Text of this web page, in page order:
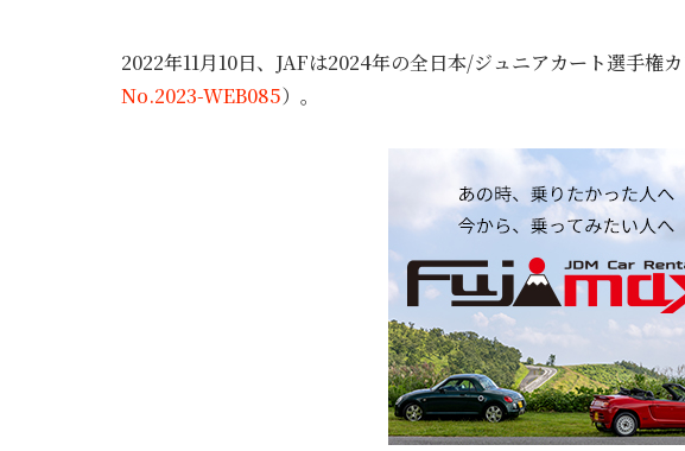
2022年11月10日、JAFは2024年の全日本/ジュニアカート選手権
No.2023-WEB085）。